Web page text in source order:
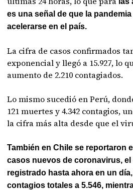
es una señal de que la
acelerarse en el país.
La cifra de casos confirmados
exponencial y llegó a 15.927, lo
aumento de 2.210 contagiados.
Lo mismo sucedió en Perú,
121 muertes y 4.342 contagios,
la cifra más alta desde que el
También en Chile se reportaron
casos nuevos de coronavirus, el
registrado hasta ahora en un
contagios totales a 5.546,